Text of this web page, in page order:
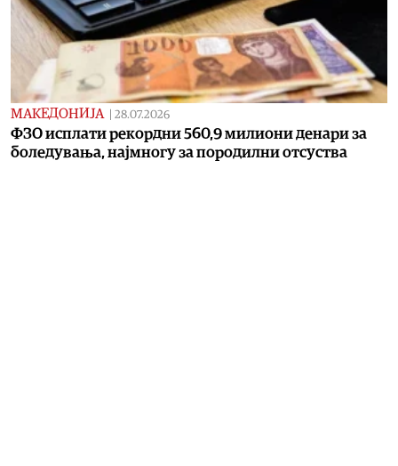
МАКЕДОНИЈА 28.07.2026
ФЗО исплати рекордни 560,9 милиони денари за
боледувања, најмногу за породилни отсуства